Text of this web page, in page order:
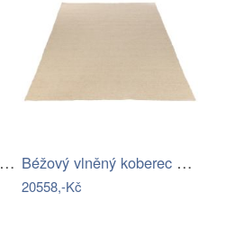
By-Boo Béžovo-hnědý vlněný koberec… Béžový vlněný koberec J-line Ayo 200 x…
20558,-Kč